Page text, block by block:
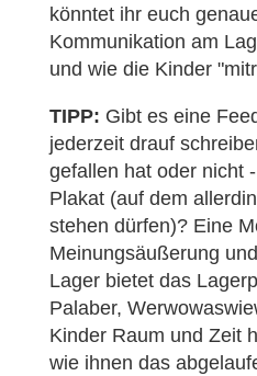
könntet ihr euch
Kommunikation am
und wie die Kinder
TIPP: Gibt es eine
jederzeit drauf
gefallen hat oder nicht
Plakat (auf dem
stehen dürfen)? Eine
Meinungsäußerung
Lager bietet das
Palaber,
Kinder Raum und Zeit
wie ihnen das